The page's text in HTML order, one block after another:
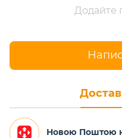
Додайте
Новою Поштою